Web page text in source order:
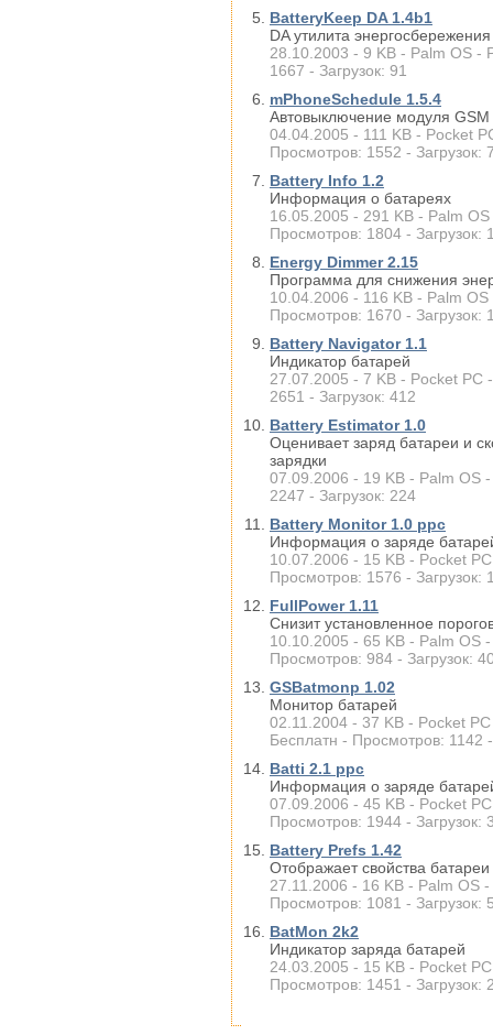
BatteryKeep DA 1.4b1
DA утилита энергосбережения
28.10.2003 - 9 KB - Palm OS -
1667 - Загрузок: 91
mPhoneSchedule 1.5.4
Автовыключение модуля GSM
04.04.2005 - 111 KB - Pocket
Просмотров: 1552 - Загрузок:
Battery Info 1.2
Информация о батареях
16.05.2005 - 291 KB - Palm
Просмотров: 1804 - Загрузок:
Energy Dimmer 2.15
Программа для снижения
10.04.2006 - 116 KB - Palm
Просмотров: 1670 - Загрузок:
Battery Navigator 1.1
Индикатор батарей
27.07.2005 - 7 KB - Pocket
2651 - Загрузок: 412
Battery Estimator 1.0
Оценивает заряд батареи и
зарядки
07.09.2006 - 19 KB - Palm OS
2247 - Загрузок: 224
Battery Monitor 1.0 ppc
Информация о заряде
10.07.2006 - 15 KB - Pocket
Просмотров: 1576 - Загрузок:
FullPower 1.11
Снизит установленное
10.10.2005 - 65 KB - Palm OS
Просмотров: 984 - Загрузок:
GSBatmonp 1.02
Монитор батарей
02.11.2004 - 37 KB - Pocket
Бесплатн - Просмотров: 1142
Batti 2.1 ppc
Информация о заряде
07.09.2006 - 45 KB - Pocket
Просмотров: 1944 - Загрузок:
Battery Prefs 1.42
Отображает свойства
27.11.2006 - 16 KB - Palm OS
Просмотров: 1081 - Загрузок:
BatMon 2k2
Индикатор заряда батарей
24.03.2005 - 15 KB - Pocket
Просмотров: 1451 - Загрузок: